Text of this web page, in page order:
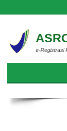
e-Registrasi